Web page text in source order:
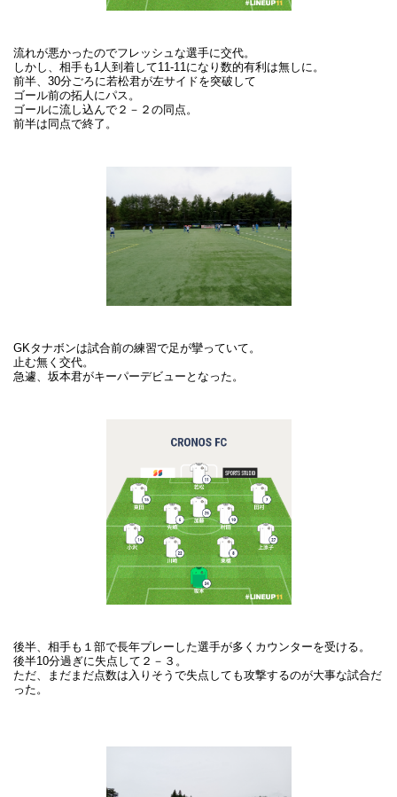
流れが悪かったのでフレッシュな選手に交代。
しかし、相手も1人到着して11-11になり数的有利は無しに。
前半、30分ごろに若松君が左サイドを突破して
ゴール前の拓人にパス。
ゴールに流し込んで２－２の同点。
前半は同点で終了。
GKタナボンは試合前の練習で足が攣っていて。
止む無く交代。
急遽、坂本君がキーパーデビューとなった。
後半、相手も１部で長年プレーした選手が多くカウンターを受ける。
後半10分過ぎに失点して２－３。
ただ、まだまだ点数は入りそうで失点しても攻撃するのが大事な試合だ
った。